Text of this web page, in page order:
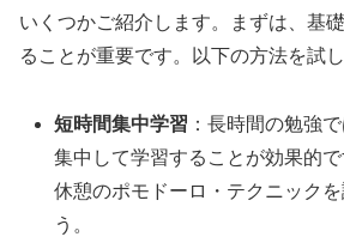
いくつかご紹介します。まずは、基
ることが重要です。以下の方法を試
短時間集中学習 ：長時間の勉強
集中して学習することが効果的
休憩のポモドーロ・テクニック
う。